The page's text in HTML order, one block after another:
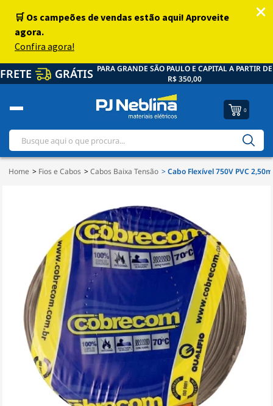
FRETE GRÁTIS PARA GRANDE SÃO PAULO E CAPITAL A PARTIR DE
R$ 350,00
0
Home Fios e Cabos Cabos Baixa Tensão Cabo Flexível 750V PVC